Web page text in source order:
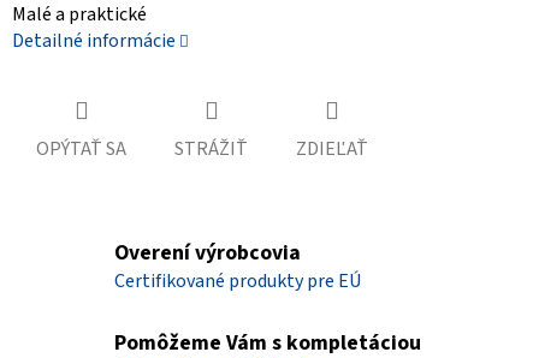
Malé a praktické
Detailné informácie
OPÝTAŤ SA STRÁŽIŤ ZDIEĽAŤ
Overení výrobcovia
Certifikované produkty pre EÚ
Pomôžeme Vám s kompletáciou